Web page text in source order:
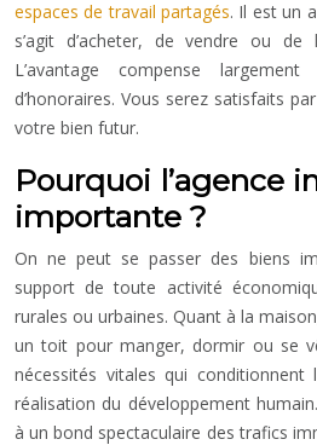
espaces de travail partagés. Il est un
s’agit d’acheter, de vendre ou
L’avantage compense
d’honoraires. Vous serez satisfaits
votre bien futur.
Pourquoi l’agence
importante ?
On ne peut se passer des biens
support de toute activité
rurales ou urbaines. Quant à la
un toit pour manger, dormir ou se
nécessités vitales qui
réalisation du développement
à un bond spectaculaire des trafics